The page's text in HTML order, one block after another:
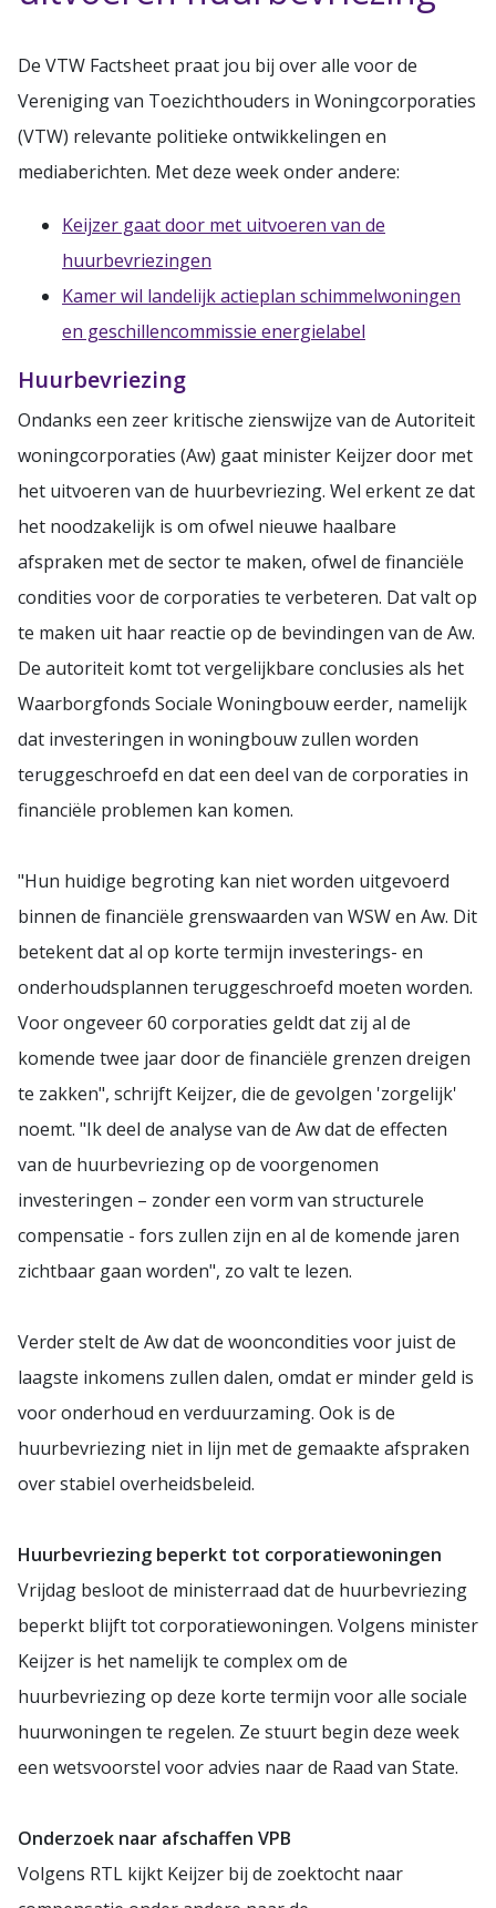
De VTW Factsheet praat jou bij over alle voor de
Vereniging van Toezichthouders in Woningcorporaties
(VTW) relevante politieke ontwikkelingen en
mediaberichten. Met deze week onder andere:
Keijzer gaat door met uitvoeren van de
huurbevriezingen
Kamer wil landelijk actieplan schimmelwoningen
en geschillencommissie energielabel
Huurbevriezing
Ondanks een zeer kritische zienswijze van de Autoriteit
woningcorporaties (Aw) gaat minister Keijzer door met
het uitvoeren van de huurbevriezing. Wel erkent ze dat
het noodzakelijk is om ofwel nieuwe haalbare
afspraken met de sector te maken, ofwel de financiële
condities voor de corporaties te verbeteren. Dat valt op
te maken uit haar reactie op de bevindingen van de Aw.
De autoriteit komt tot vergelijkbare conclusies als het
Waarborgfonds Sociale Woningbouw eerder, namelijk
dat investeringen in woningbouw zullen worden
teruggeschroefd en dat een deel van de corporaties in
financiële problemen kan komen.
"Hun huidige begroting kan niet worden uitgevoerd
binnen de financiële grenswaarden van WSW en Aw. Dit
betekent dat al op korte termijn investerings- en
onderhoudsplannen teruggeschroefd moeten worden.
Voor ongeveer 60 corporaties geldt dat zij al de
komende twee jaar door de financiële grenzen dreigen
te zakken", schrijft Keijzer, die de gevolgen 'zorgelijk'
noemt. "Ik deel de analyse van de Aw dat de effecten
van de huurbevriezing op de voorgenomen
investeringen – zonder een vorm van structurele
compensatie - fors zullen zijn en al de komende jaren
zichtbaar gaan worden", zo valt te lezen.
Verder stelt de Aw dat de wooncondities voor juist de
laagste inkomens zullen dalen, omdat er minder geld is
voor onderhoud en verduurzaming. Ook is de
huurbevriezing niet in lijn met de gemaakte afspraken
over stabiel overheidsbeleid.
Huurbevriezing beperkt tot corporatiewoningen
Vrijdag besloot de ministerraad dat de huurbevriezing
beperkt blijft tot corporatiewoningen. Volgens minister
Keijzer is het namelijk te complex om de
huurbevriezing op deze korte termijn voor alle sociale
huurwoningen te regelen. Ze stuurt begin deze week
een wetsvoorstel voor advies naar de Raad van State.
Onderzoek naar afschaffen VPB
Volgens RTL kijkt Keijzer bij de zoektocht naar